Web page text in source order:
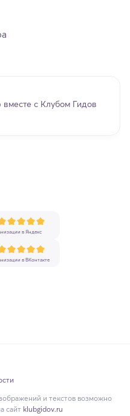
вместе с Клубом Гидов
в Яндекс
в ВКонтакте
и текстов возможно
сайт klubgidov.ru